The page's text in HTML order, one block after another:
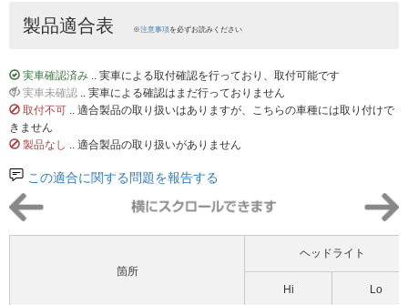
製品適合表 ※注意事項を必ずお読みください
実車確認済み .. 実車による取付確認を行っており、取付可能です
実車未確認 .. 実車による確認はまだ行っておりません
取付不可 .. 適合製品の取り扱いはありますが、こちらの車種には取り付けで
きません
製品なし .. 適合製品の取り扱いがありません
この適合に関する問題を報告する
箇所
ヘッドライト
Hi Lo